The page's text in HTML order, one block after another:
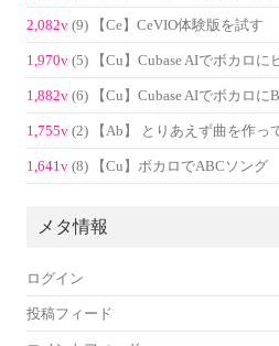
2,082v (9) 【Ce】CeVIO体験版を試す
1,970v (5) 【Cu】Cubase AIでボカロに
1,882v (6) 【Cu】Cubase AIでボカロに
1,755v (2) 【Ab】 とりあえず曲を作っ
1,641v (8) 【Cu】ボカロでABCソング
メタ情報
ログイン
投稿フィード